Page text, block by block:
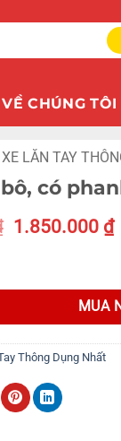
VỀ CHÚNG TÔI
XE LĂN TAY
có
1.850.000 ₫
MUA
Thông Dụng Nhất